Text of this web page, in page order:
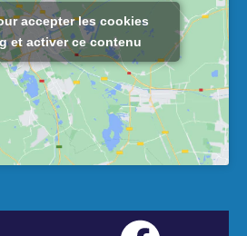
accepter les cookies
et activer ce contenu